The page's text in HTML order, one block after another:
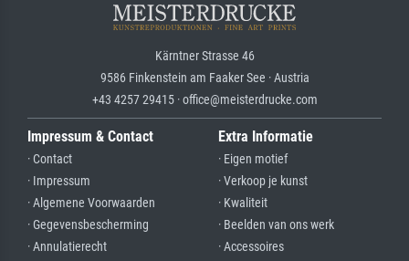
Kärntner Strasse 46
9586 Finkenstein am Faaker See · Austria
+43 4257 29415 · office@meisterdrucke.com
Impressum & Contact
· Contact
· Impressum
· Algemene Voorwaarden
· Gegevensbescherming
· Annulatierecht
Extra Informatie
· Eigen motief
· Verkoop je kunst
· Kwaliteit
· Beelden van ons werk
· Accessoires